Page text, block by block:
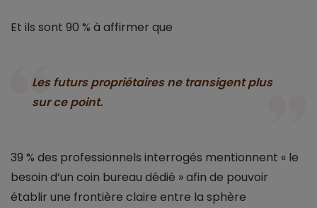
Et ils sont 90 % à affirmer que
Les futurs propriétaires ne transigent plus
sur ce point.
39 % des professionnels interrogés mentionnent « le
besoin d’un coin bureau dédié » afin de pouvoir
établir une frontière claire entre la sphère